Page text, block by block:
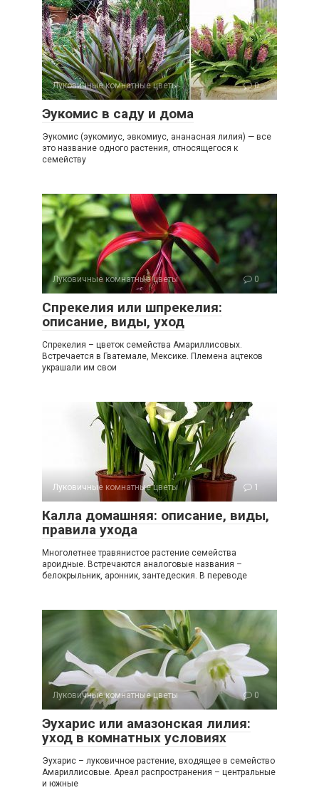
Луковичные комнатные цветы 0
Эукомис в саду и дома
Эукомис (эукомиус, эвкомиус, ананасная лилия) — все
это название одного растения, относящегося к
семейству
Луковичные комнатные цветы 0
Спрекелия или шпрекелия:
описание, виды, уход
Спрекелия – цветок семейства Амариллисовых.
Встречается в Гватемале, Мексике. Племена ацтеков
украшали им свои
Луковичные комнатные цветы 1
Калла домашняя: описание, виды,
правила ухода
Многолетнее травянистое растение семейства
ароидные. Встречаются аналоговые названия –
белокрыльник, аронник, зантедеския. В переводе
Луковичные комнатные цветы 0
Эухарис или амазонская лилия:
уход в комнатных условиях
Эухарис – луковичное растение, входящее в семейство
Амариллисовые. Ареал распространения – центральные
и южные